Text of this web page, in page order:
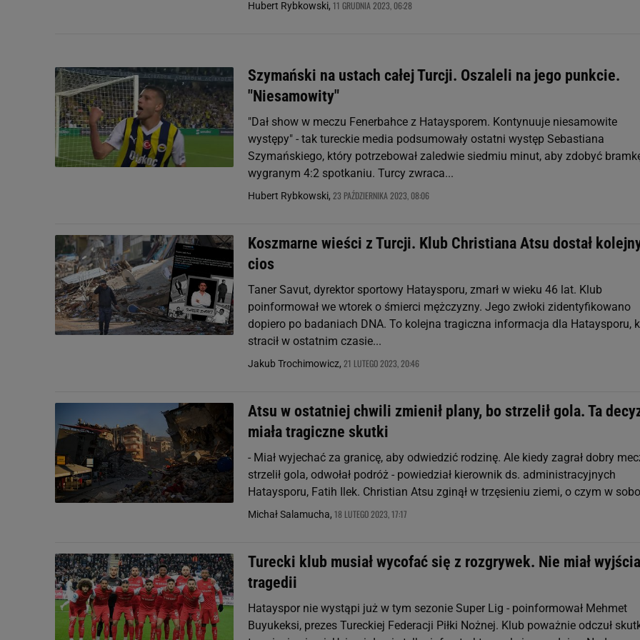
Hubert Rybkowski, 11 GRUDNIA 2023, 06:28
Szymański na ustach całej Turcji. Oszaleli na jego punkcie.
"Niesamowity"
"Dał show w meczu Fenerbahce z Hataysporem. Kontynuuje niesamowite
występy" - tak tureckie media podsumowały ostatni występ Sebastiana
Szymańskiego, który potrzebował zaledwie siedmiu minut, aby zdobyć
wygranym 4:2 spotkaniu. Turcy zwraca...
Hubert Rybkowski, 23 PAŹDZIERNIKA 2023, 08:06
Koszmarne wieści z Turcji. Klub Christiana Atsu dostał
cios
Taner Savut, dyrektor sportowy Hataysporu, zmarł w wieku 46 lat. Klub
poinformował we wtorek o śmierci mężczyzny. Jego zwłoki zidentyfikowano
dopiero po badaniach DNA. To kolejna tragiczna informacja dla Hataysporu,
stracił w ostatnim czasie...
Jakub Trochimowicz, 21 LUTEGO 2023, 20:46
Atsu w ostatniej chwili zmienił plany, bo strzelił gola. Ta
miała tragiczne skutki
- Miał wyjechać za granicę, aby odwiedzić rodzinę. Ale kiedy zagrał dobry
strzelił gola, odwołał podróż - powiedział kierownik ds. administracyjnych
Hataysporu, Fatih Ilek. Christian Atsu zginął w trzęsieniu ziemi, o czym w
Michał Salamucha, 18 LUTEGO 2023, 17:17
Turecki klub musiał wycofać się z rozgrywek. Nie miał
tragedii
Hatayspor nie wystąpi już w tym sezonie Super Lig - poinformował Mehmet
Buyukeksi, prezes Tureckiej Federacji Piłki Nożnej. Klub poważnie odczuł